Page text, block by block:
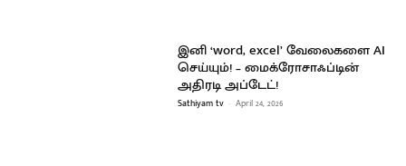
இனி ‘word, excel’ வேலைகளை AI
செய்யும்! – மைக்ரோசாஃப்டின்
அதிரடி அப்டேட்!
Sathiyam tv - April 24, 2026